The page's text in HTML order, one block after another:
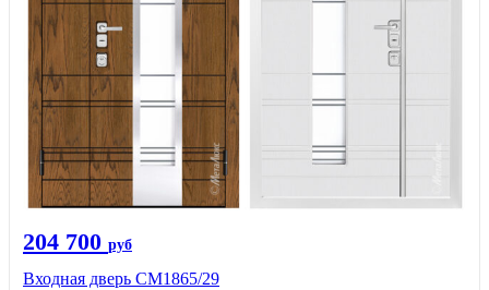
204 700 руб
Входная дверь СМ1865/29